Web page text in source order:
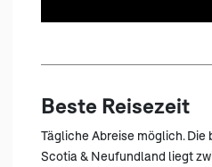
Beste Reisezeit
Tägliche Abreise möglich.
Scotia & Neufundland liegt